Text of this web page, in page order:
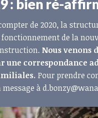
: bien ré-
de 2020, la
fonctionnement de la
Nous venons
une correspondance
Pour prendre
message à